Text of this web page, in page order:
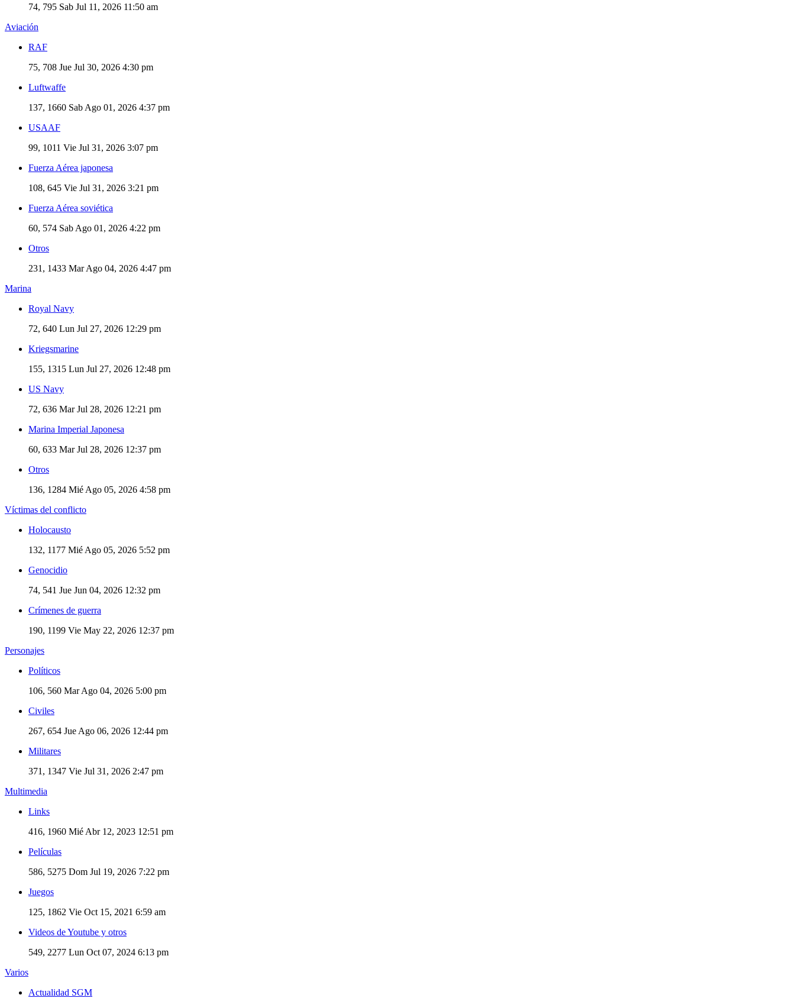
74, 795 Sab Jul 11, 2026 11:50 am
Aviación
RAF
75, 708 Jue Jul 30, 2026 4:30 pm
Luftwaffe
137, 1660 Sab Ago 01, 2026 4:37 pm
USAAF
99, 1011 Vie Jul 31, 2026 3:07 pm
Fuerza Aérea japonesa
108, 645 Vie Jul 31, 2026 3:21 pm
Fuerza Aérea soviética
60, 574 Sab Ago 01, 2026 4:22 pm
Otros
231, 1433 Mar Ago 04, 2026 4:47 pm
Marina
Royal Navy
72, 640 Lun Jul 27, 2026 12:29 pm
Kriegsmarine
155, 1315 Lun Jul 27, 2026 12:48 pm
US Navy
72, 636 Mar Jul 28, 2026 12:21 pm
Marina Imperial Japonesa
60, 633 Mar Jul 28, 2026 12:37 pm
Otros
136, 1284 Mié Ago 05, 2026 4:58 pm
Víctimas del conflicto
Holocausto
132, 1177 Mié Ago 05, 2026 5:52 pm
Genocidio
74, 541 Jue Jun 04, 2026 12:32 pm
Crímenes de guerra
190, 1199 Vie May 22, 2026 12:37 pm
Personajes
Políticos
106, 560 Mar Ago 04, 2026 5:00 pm
Civiles
267, 654 Jue Ago 06, 2026 12:44 pm
Militares
371, 1347 Vie Jul 31, 2026 2:47 pm
Multimedia
Links
416, 1960 Mié Abr 12, 2023 12:51 pm
Películas
586, 5275 Dom Jul 19, 2026 7:22 pm
Juegos
125, 1862 Vie Oct 15, 2021 6:59 am
Videos de Youtube y otros
549, 2277 Lun Oct 07, 2024 6:13 pm
Varios
Actualidad SGM